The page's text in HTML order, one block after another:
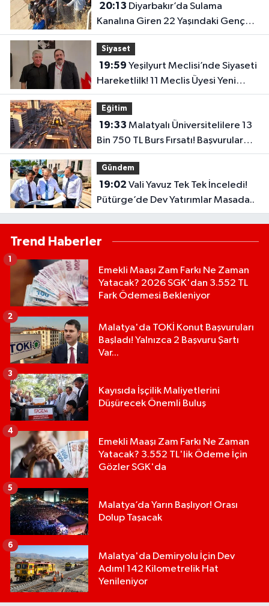
20:13
Kanalına Giren 22 Yaşındaki Genç
Hayatını Kaybetti!
Siyaset
19:59
Hareketlilk! 11 Meclis Üyesi Yeni
Parti’ye Katıldı..
Eğitim
19:33
Bin 750 TL Burs Fırsatı! Başvurular
Başlıyor...
Gündem
19:02
Pütürge’de Dev Yatırımlar Masada..
Trend Haberler
Emekli Maaşı Zam Farkı Ne Zaman
Yatacak? 2026 SGK'dan 3.552 TL
Fark Ödemesi Bekleniyor
1
Malatya'da TOKİ Konut Başvuruları
Başladı! Yalnızca 2 Başvuru Şartı
Var...
2
Kayısıda İşçilik Maliyetlerini
Düşürecek Önemli Buluş
3
Emekli Maaşı Zam Farkı Ne Zaman
Yatacak? 3.552 TL'lik Ödeme İçin
Gözler SGK'da
4
Malatya’da Yarın Başlıyor! Orası
Dolup Taşacak
5
Malatya'da Demiryolu İçin Dev
Adım! 142 Kilometrelik Hat
Yenileniyor
6